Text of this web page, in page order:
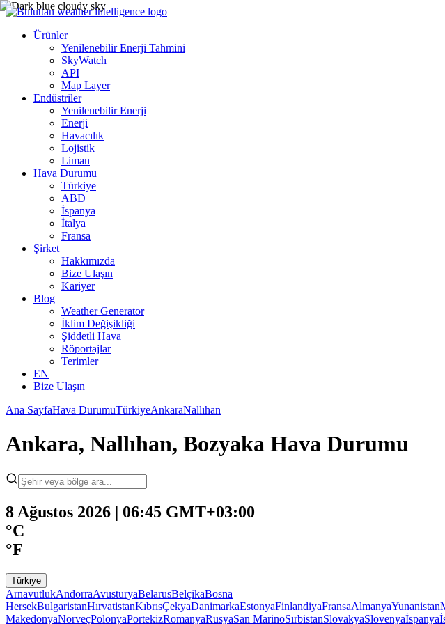
Ürünler
Yenilenebilir Enerji Tahmini
SkyWatch
API
Map Layer
Endüstriler
Yenilenebilir Enerji
Enerji
Havacılık
Lojistik
Liman
Hava Durumu
Türkiye
ABD
İspanya
İtalya
Fransa
Şirket
Hakkımızda
Bize Ulaşın
Kariyer
Blog
Weather Generator
İklim Değişikliği
Şiddetli Hava
Röportajlar
Terimler
EN
Bize Ulaşın
Ana SayfaHava DurumuTürkiyeAnkaraNallıhan
Ankara, Nallıhan, Bozyaka Hava Durumu
8 Ağustos 2026 | 06:45 GMT+03:00
°C
°F
Türkiye
ArnavutlukAndorraAvusturyaBelarusBelçikaBosna
HersekBulgaristanHırvatistanKıbrısÇekyaDanimarkaEstonyaFinlandiyaFransaAlmanyaYunanistan
MakedonyaNorveçPolonyaPortekizRomanyaRusyaSan MarinoSırbistanSlovakyaSlovenyaİspanya